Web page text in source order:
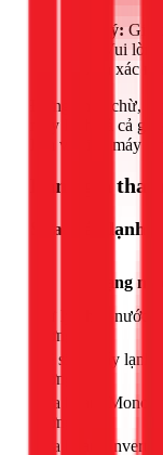
Lưu ý: Giá
thế. Vui
chính xác
Đừng chần chừ,
máy lạnh và cả
lịch vệ sinh máy
Bảng giá
Sửa máy lạnh
Hạng
Xử lý chảy nước
tường)
Vệ sinh máy lạnh
tường
Sửa board Mono
tường)
Sửa board